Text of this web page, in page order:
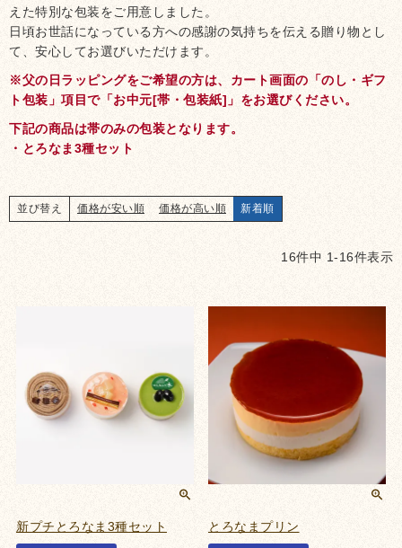
えた特別な包装をご用意しました。
日頃お世話になっている方への感謝の気持ちを伝える贈り物とし
て、安心してお選びいただけます。
※父の日ラッピングをご希望の方は、カート画面の「のし・ギフ
ト包装」項目で「お中元[帯・包装紙]」をお選びください。
下記の商品は帯のみの包装となります。
・とろなま3種セット
並び替え 価格が安い順 価格が高い順 新着順
16件中 1-16件表示
新プチとろなま3種セット とろなまプリン